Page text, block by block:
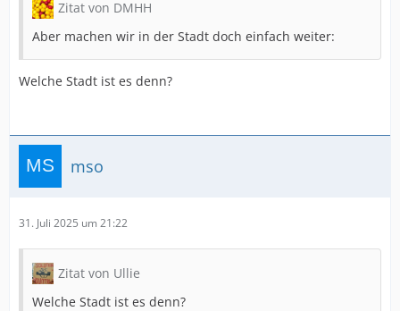
Zitat von DMHH
Aber machen wir in der Stadt doch einfach weiter:
Welche Stadt ist es denn?
mso
31. Juli 2025 um 21:22
Zitat von Ullie
Welche Stadt ist es denn?